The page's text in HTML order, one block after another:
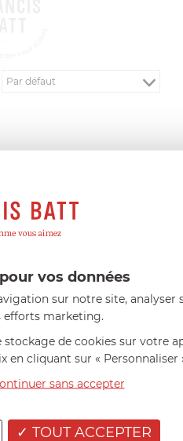
Florence 63 ans le 23/06/2026 à
pour le robot cuiseur Cook Expert
«Je suis satisfaite du couteau
L'écrou est un peu dur au début
fait. La livraison a été très rapide. ...»
vos données
sur notre site, analyser
efforts marketing.
de cookies sur votre
en cliquant sur « Personnaliser
sans accepter
TOUT ACCEPTER